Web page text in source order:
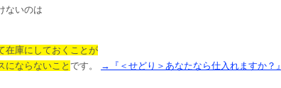
ないのは
在庫にしておくことが
にならないこと です。
→『＜せどり＞あなたなら仕入れますか？』